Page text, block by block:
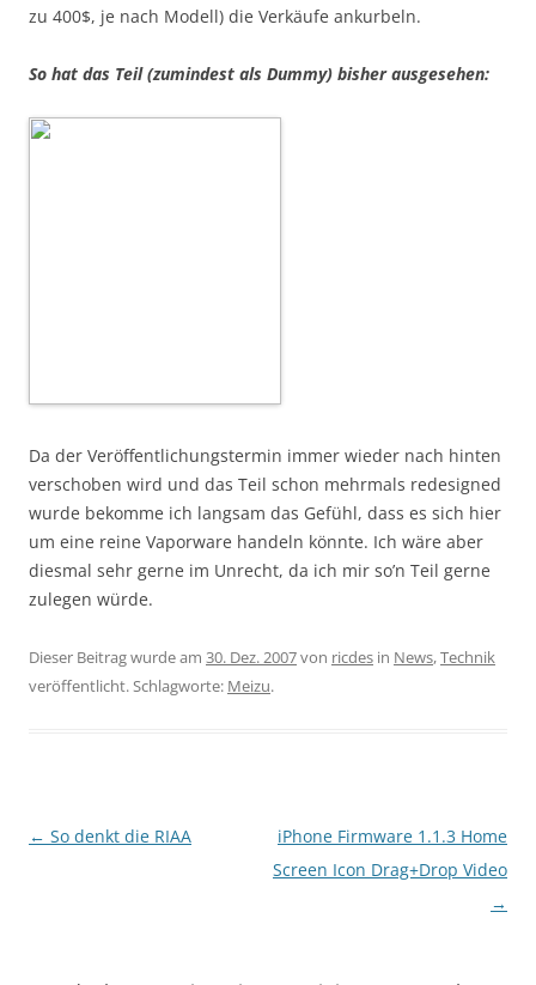
zu 400$, je nach Modell) die Verkäufe ankurbeln.
So hat das Teil (zumindest als Dummy) bisher ausgesehen:
Da der Veröffentlichungstermin immer wieder nach hinten
verschoben wird und das Teil schon mehrmals redesigned
wurde bekomme ich langsam das Gefühl, dass es sich hier
um eine reine Vaporware handeln könnte. Ich wäre aber
diesmal sehr gerne im Unrecht, da ich mir so’n Teil gerne
zulegen würde.
Dieser Beitrag wurde am 30. Dez. 2007von ricdes in News,Technik
veröffentlicht. Schlagworte: Meizu.
Beitragsnavigation
← So denkt die RIAA
iPhone Firmware 1.1.3 Home
Screen Icon Drag+Drop Video
→